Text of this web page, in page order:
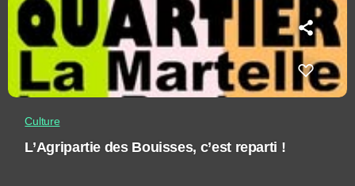
Culture
L’Agripartie des Bouisses, c’est reparti !